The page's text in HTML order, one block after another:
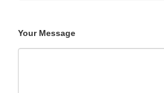
Your Message